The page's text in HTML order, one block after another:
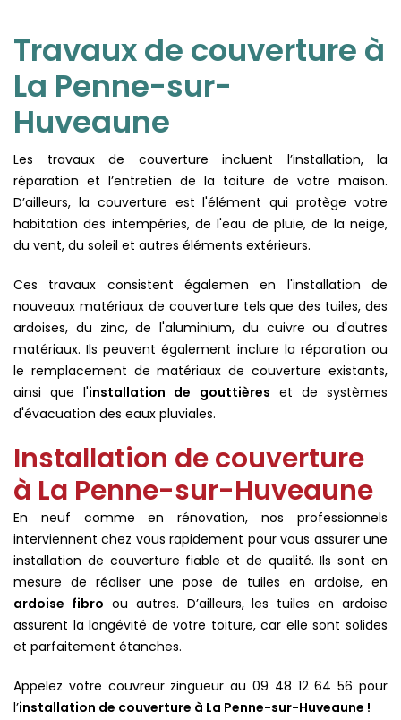
Travaux de couverture à
La Penne-sur-
Huveaune
Les travaux de couverture incluent l’installation, la
réparation et l’entretien de la toiture de votre maison.
D’ailleurs, la couverture est l'élément qui protège votre
habitation des intempéries, de l'eau de pluie, de la neige,
du vent, du soleil et autres éléments extérieurs.
Ces travaux consistent égalemen en l'installation de
nouveaux matériaux de couverture tels que des tuiles, des
ardoises, du zinc, de l'aluminium, du cuivre ou d'autres
matériaux. Ils peuvent également inclure la réparation ou
le remplacement de matériaux de couverture existants,
ainsi que l'installation de gouttières et de systèmes
d'évacuation des eaux pluviales.
Installation de couverture
à La Penne-sur-Huveaune
En neuf comme en rénovation, nos professionnels
interviennent chez vous rapidement pour vous assurer une
installation de couverture fiable et de qualité. Ils sont en
mesure de réaliser une pose de tuiles en ardoise, en
ardoise fibro ou autres. D’ailleurs, les tuiles en ardoise
assurent la longévité de votre toiture, car elle sont solides
et parfaitement étanches.
Appelez votre couvreur zingueur au 09 48 12 64 56 pour
l’installation de couverture à La Penne-sur-Huveaune !